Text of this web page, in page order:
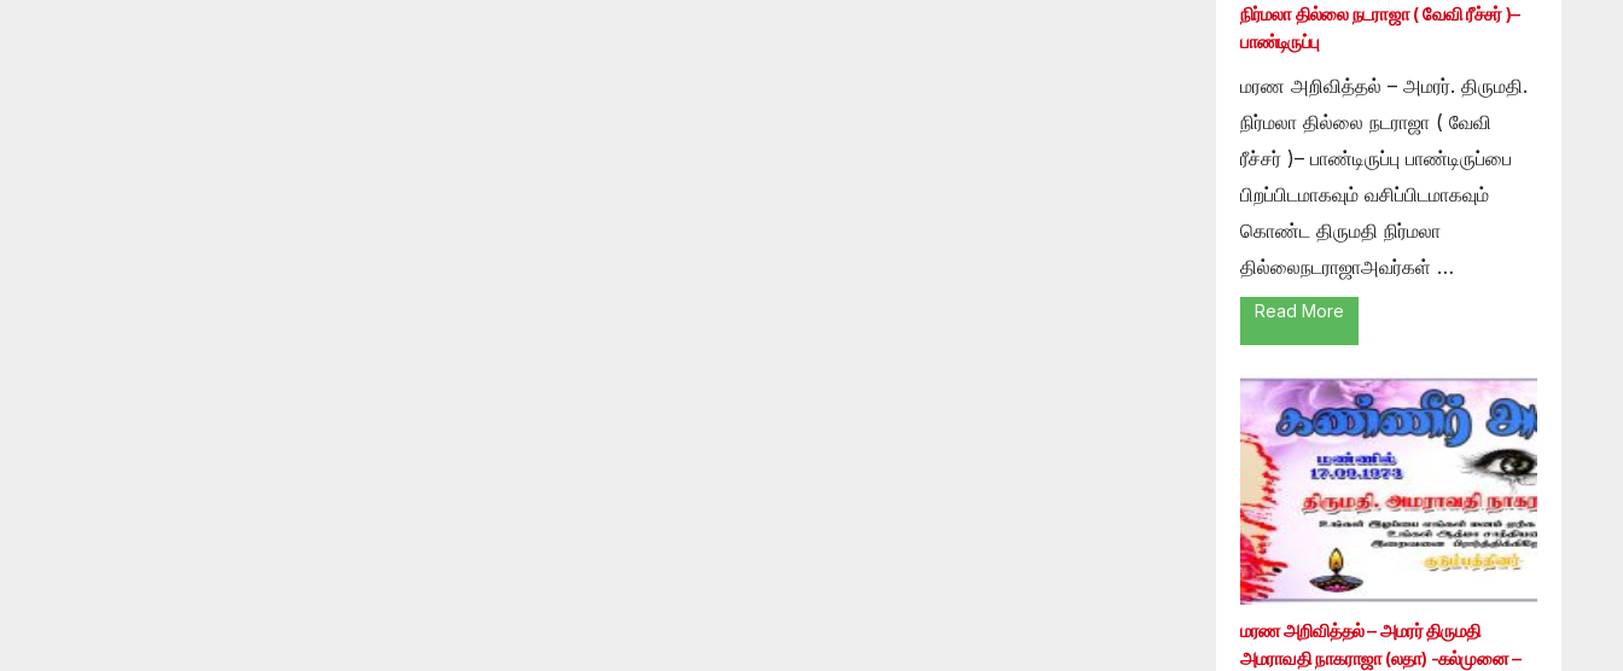
நிர்மலா தில்லை நடராஜா ( வேவி ரீச்சர் )–
பாண்டிருப்பு
மரண அறிவித்தல் – அமரர். திருமதி.
நிர்மலா தில்லை நடராஜா ( வேவி
ரீச்சர் )– பாண்டிருப்பு பாண்டிருப்பை
பிறப்பிடமாகவும் வசிப்பிடமாகவும்
கொண்ட திருமதி நிர்மலா
தில்லைநடராஜாஅவர்கள் …
Read More
மரண அறிவித்தல் – அமரர் திருமதி
அமராவதி நாகராஜா (லதா) -கல்முனை –